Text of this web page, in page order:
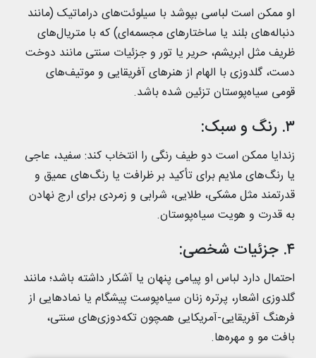
او ممکن است لباسی بپوشد با سیلوئت‌های دراماتیک (مانند
دنباله‌های بلند یا ساختارهای مجسمه‌ای) که با متریال‌های
ظریف مثل ابریشم، حریر یا تور و جزئیات سنتی مانند دوخت
دست، گلدوزی با الهام از هنرهای آفریقایی و موتیف‌های
قومی سیاه‌پوستان تزئین شده باشد.
۳. رنگ و سبک:
زندایا ممکن است دو طیف رنگی را انتخاب کند: سفید، عاجی
یا رنگ‌های ملایم برای تأکید بر ظرافت یا رنگ‌های عمیق و
قدرتمند مثل مشکی، طلایی، شرابی و زمردی برای ارج نهادن
به قدرت و هویت سیاه‌پوستان.
۴. جزئیات شخصی:
احتمال دارد لباس او پیامی پنهان یا آشکار داشته باشد؛ مانند
گلدوزی اشعار، پرتره‌ زنان سیاه‌پوست پیشگام یا نمادهایی از
فرهنگ آفریقایی-آمریکایی همچون تکه‌دوزی‌های سنتی،
بافت مو و مهره‌ها.